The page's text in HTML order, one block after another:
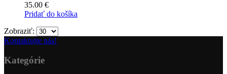
35.00 €
Pridať do košíka
Zobraziť:
Kontaktujte nás!
Kategórie